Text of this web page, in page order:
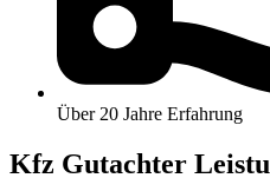
Über 20 Jahre Erfahrung
Kfz Gutachter